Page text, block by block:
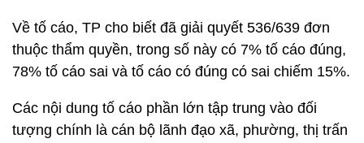
Về tố cáo, TP cho biết đã giải quyết 536/639 đơn
thuộc thẩm quyền, trong số này có 7% tố cáo đúng,
78% tố cáo sai và tố cáo có đúng có sai chiếm 15%.
Các nội dung tố cáo phần lớn tập trung vào đối
tượng chính là cán bộ lãnh đạo xã, phường, thị trấn